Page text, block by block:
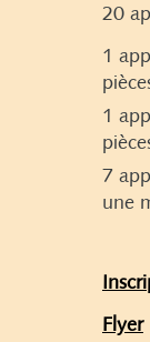
20
1
1
7
une
Flyer